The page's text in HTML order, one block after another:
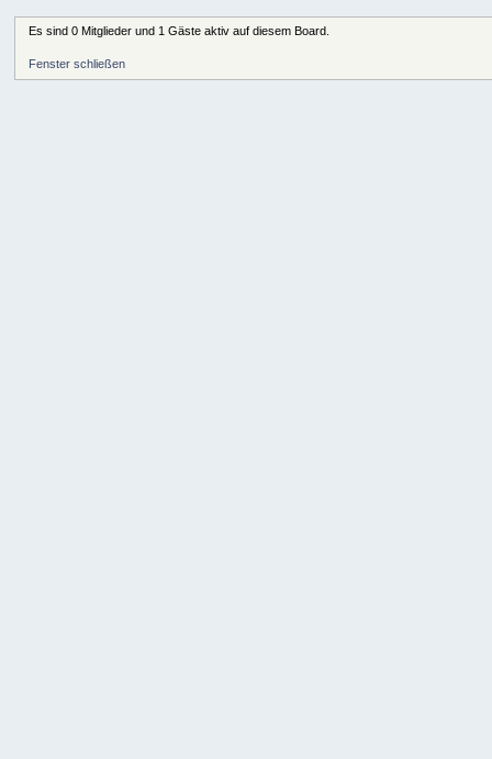
Es sind 0 Mitglieder und 1 Gäste aktiv auf diesem Board.
Fenster schließen